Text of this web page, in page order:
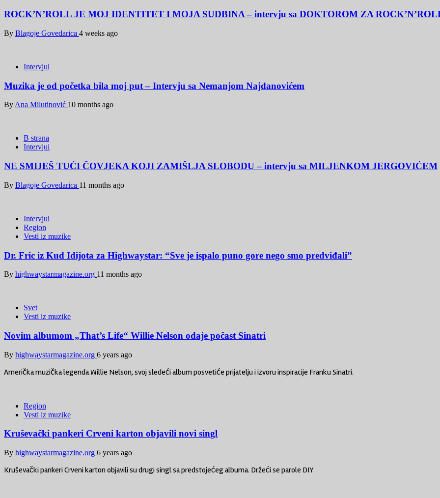
ROCK’N’ROLL JE MOJ IDENTITET I MOJA SUDBINA – intervju sa DOKTOROM ZA
By Blagoje Govedarica 4 weeks ago
Intervjui
Muzika je od početka bila moj put – Intervju sa Nemanjom Najdanovićem
By Ana Milutinović 10 months ago
B strana
Intervjui
NE SMIJEŠ TUĆI ČOVJEKA KOJI ZAMIŠLJA SLOBODU – intervju sa MILJENKOM JERGOVIĆEM
By Blagoje Govedarica 11 months ago
Intervjui
Region
Vesti iz muzike
Dr. Fric iz Kud Idijota za Highwaystar: “Sve je ispalo puno gore nego smo predviđali”
By highwaystarmagazine.org 11 months ago
Svet
Vesti iz muzike
Novim albumom „That’s Life“ Willie Nelson odaje počast Sinatri
By highwaystarmagazine.org 6 years ago
Američka muzička legenda Willie Nelson, svoj sledeći album posvetiće prijatelju i izvoru inspiracije Franku Sinatri.
Region
Vesti iz muzike
Kruševački pankeri Crveni karton objavili novi singl
By highwaystarmagazine.org 6 years ago
Kruševački pankeri Crveni karton objavili su drugi singl sa predstojećeg albuma. Držeći se parole DIY